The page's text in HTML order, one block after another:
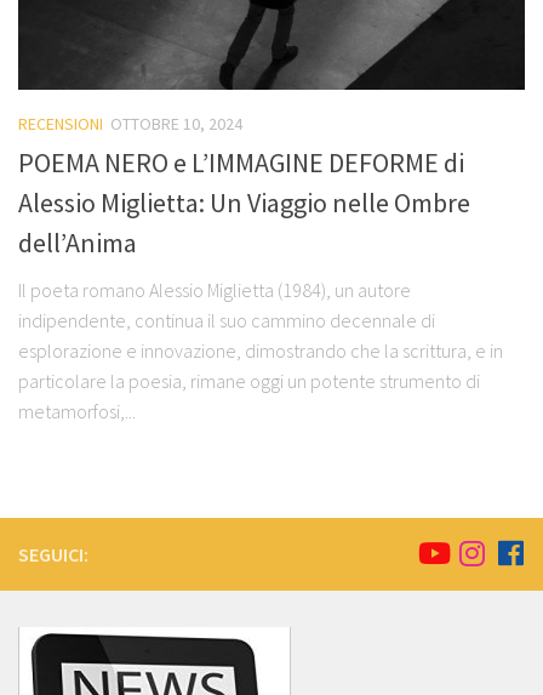
RECENSIONI OTTOBRE 10, 2024
POEMA NERO e L’IMMAGINE DEFORME di
Alessio Miglietta: Un Viaggio nelle Ombre
dell’Anima
Il poeta romano Alessio Miglietta (1984), un autore
indipendente, continua il suo cammino decennale di
esplorazione e innovazione, dimostrando che la scrittura, e in
particolare la poesia, rimane oggi un potente strumento di
metamorfosi,...
SEGUICI: